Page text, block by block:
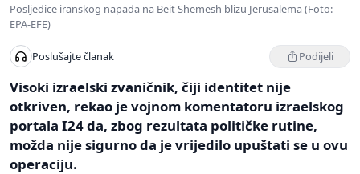
Posljedice iranskog napada na Beit Shemesh blizu Jerusalema (Foto:
EPA-EFE)
Poslušajte članak Podijeli
Visoki izraelski zvaničnik, čiji identitet nije
otkriven, rekao je vojnom komentatoru izraelskog
portala I24 da, zbog rezultata političke rutine,
možda nije sigurno da je vrijedilo upuštati se u ovu
operaciju.